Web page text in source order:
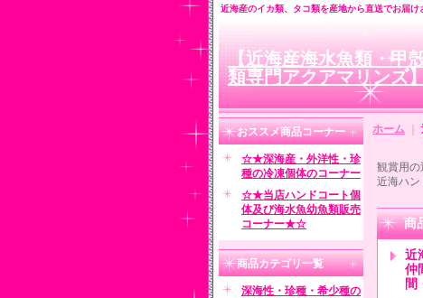
近海産のイカ類、タコ類を産地から直送でお届
【近海産海水魚類・甲
類専門アクアマリンズ】
おススメ商品コーナー
☆★深海産・外洋性・珍
種の冷凍個体のコーナー
☆★当店ハンドコート個
体及び海水魚幼魚類販売
コーナー★☆
商品カテゴリ一覧
深海性・珍種・希少種の
ホーム
観賞用の
近海ハン
商
近
仲
間